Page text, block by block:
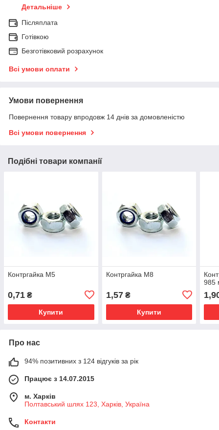
Детальніше
Післяплата
Готівкою
Безготівковий розрахунок
Всі умови оплати
Умови повернення
Повернення товару впродовж 14 днів за домовленістю
Всі умови повернення
Подібні товари компанії
Контргайка М5
0,71 ₴
Купити
Контргайка М8
1,57₴
Купити
985
Про нас
94% позитивних з 124 відгуків за рік
Працює з 14.07.2015
м. Харків
Полтавський шлях 123, Харків, Україна
Контакти